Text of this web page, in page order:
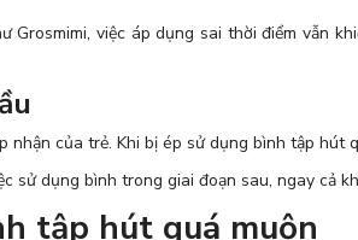
việc áp dụng sai thời điểm vẫn
nhận của trẻ. Khi bị ép sử dụng bình tập
sử dụng bình trong giai đoạn sau, ngay cả
tập hút quá muộn